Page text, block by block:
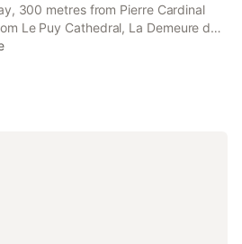
300 metres from Pierre Cardinal
Le Puy Cathedral, La Demeure du
views and free WiFi. There is a
with shower and a hairdryer.